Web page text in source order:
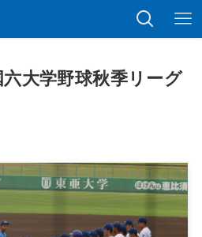
六大学野球秋季リーグ